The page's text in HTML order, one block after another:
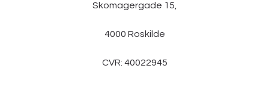
Skomagergade 15,
4000 Roskilde
CVR: 40022945